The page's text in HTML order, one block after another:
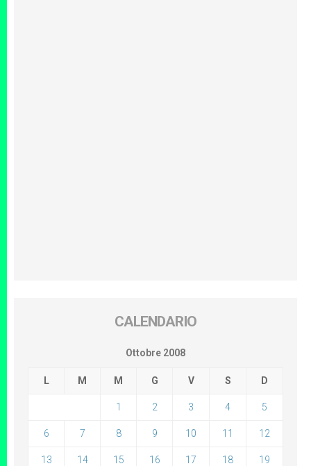
CALENDARIO
Ottobre 2008
L M M G V S D
1 2 3 4 5
6 7 8 9 10 11 12
13 14 15 16 17 18 19